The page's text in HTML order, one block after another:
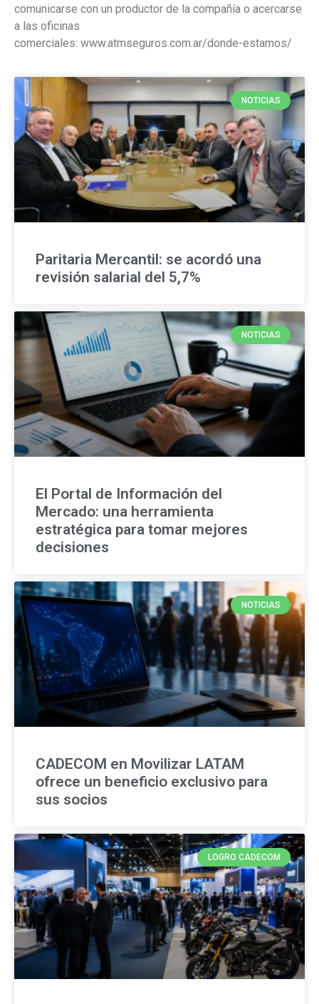
comunicarse con un productor de la compañía o acercarse
a las oficinas
comerciales: www.atmseguros.com.ar/donde-estamos/
NOTICIAS
Paritaria Mercantil: se acordó una
revisión salarial del 5,7%
NOTICIAS
El Portal de Información del
Mercado: una herramienta
estratégica para tomar mejores
decisiones
NOTICIAS
CADECOM en Movilizar LATAM
ofrece un beneficio exclusivo para
sus socios
LOGRO CADECOM